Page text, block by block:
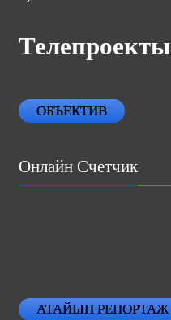
Телепроекты
Онлайн Счетчик